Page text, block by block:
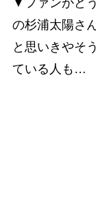
▼ファンかど
の杉浦太陽さ
と思いきやそ
ている人も…